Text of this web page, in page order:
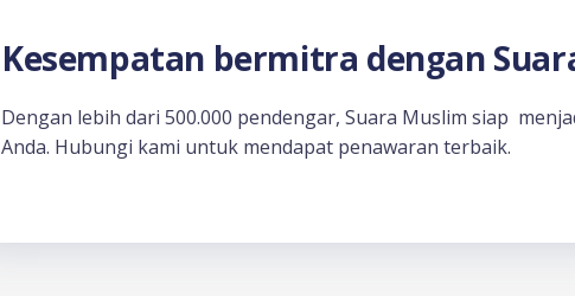
Kesempatan bermitra dengan
Dengan lebih dari 500.000 pendengar, Suara Muslim siap
Anda. Hubungi kami untuk mendapat penawaran terbaik.